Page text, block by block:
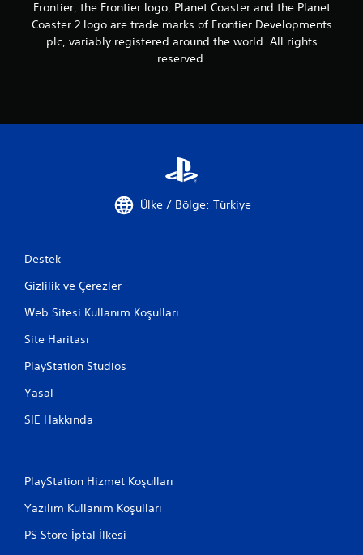
Frontier, the Frontier logo, Planet Coaster and the Planet
Coaster 2 logo are trade marks of Frontier Developments
plc, variably registered around the world. All rights
reserved.
Ülke / Bölge: Türkiye
Destek
Gizlilik ve Çerezler
Web Sitesi Kullanım Koşulları
Site Haritası
PlayStation Studios
Yasal
SIE Hakkında
PlayStation Hizmet Koşulları
Yazılım Kullanım Koşulları
PS Store İptal İlkesi